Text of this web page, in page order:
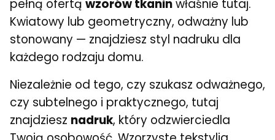
pełną ofertą wzorów tkaninwłaśnie tutaj.
Kwiatowy lub geometryczny, odważny lub
stonowany — znajdziesz styl nadruku dla
każdego rodzaju domu.
Niezależnie od tego, czy szukasz odważnego,
czy subtelnego i praktycznego, tutaj
znajdziesz nadruk, który odzwierciedla